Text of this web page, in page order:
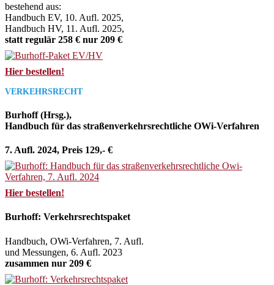
bestehend aus:
Handbuch EV, 10. Aufl. 2025,
Handbuch HV, 11. Aufl. 2025,
statt regulär 258 € nur 209 €
Hier bestellen!
VERKEHRSRECHT
Burhoff (Hrsg.),
Handbuch für das straßenverkehrsrechtliche OWi-Verfahren
7. Aufl. 2024, Preis 129,- €
Hier bestellen!
Burhoff: Verkehrsrechtspaket
Handbuch, OWi-Verfahren, 7. Aufl.
und Messungen, 6. Aufl. 2023
zusammen nur 209 €